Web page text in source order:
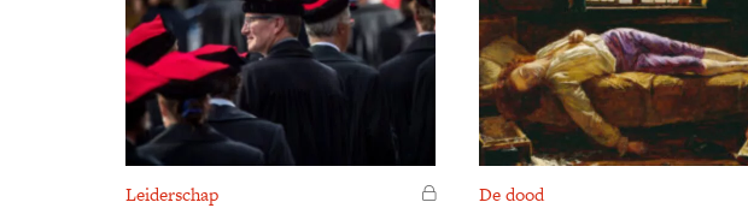
Leiderschap Voor ledenDe dood